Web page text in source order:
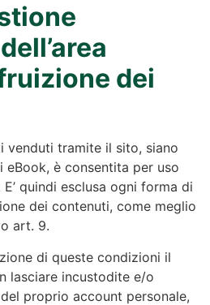
dei
venduti tramite il sito, siano
è consentita per uso
quindi esclusa ogni forma di
dei contenuti, come meglio
art. 9.
di queste condizioni il
lasciare incustodite e/o
proprio account personale,